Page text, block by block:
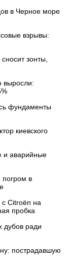
в Черное море
взрывы:
зонты,
выросли:
фундаменты
киевского
и аварийные
в
с Citroën на
пробка
дубов ради
пострадавшую